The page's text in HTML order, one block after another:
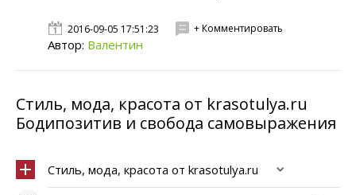
2016-09-05 17:51:23 + Комментировать
Автор: Валентин
Стиль, мода, красота от krasotulya.ru
Бодипозитив и свобода самовыражения
Стиль, мода, красота от krasotulya.ru